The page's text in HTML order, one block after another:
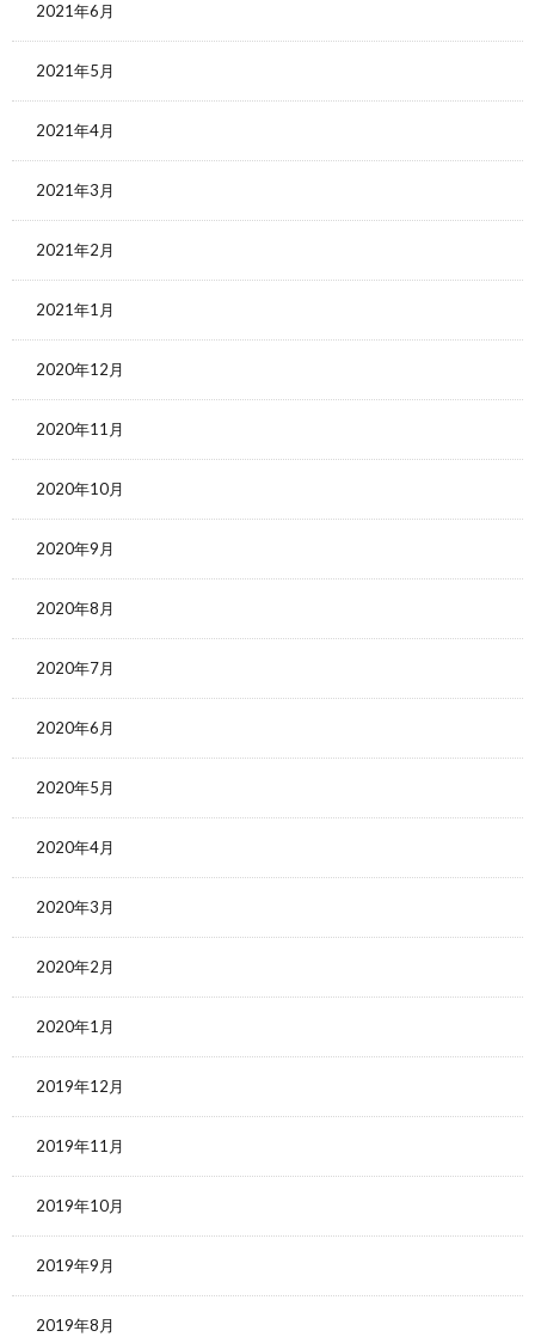
2021年6月
2021年5月
2021年4月
2021年3月
2021年2月
2021年1月
2020年12月
2020年11月
2020年10月
2020年9月
2020年8月
2020年7月
2020年6月
2020年5月
2020年4月
2020年3月
2020年2月
2020年1月
2019年12月
2019年11月
2019年10月
2019年9月
2019年8月